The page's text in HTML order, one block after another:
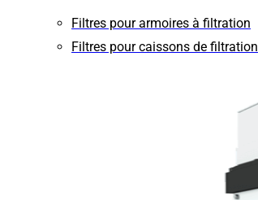
Filtres pour armoires à filtration
Filtres pour caissons de filtration